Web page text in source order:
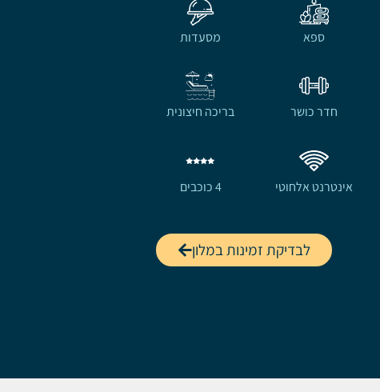
ספא מסעדות
חדר כושר בריכה חיצונית
אינטרנט אלחוטי 4 כוכבים
לבדיקת זמינות במלון